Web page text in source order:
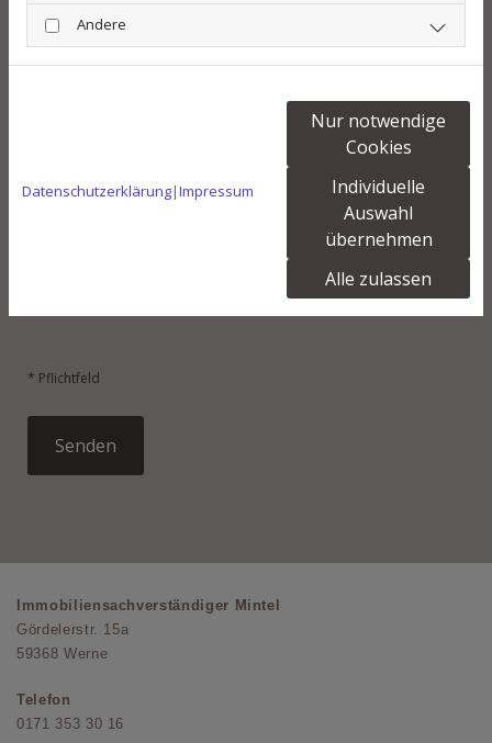
Ich habe die Datenschutzerklärung zur Kenntnis
genommen und stimme der Verarbeitung meiner
* Pflichtfeld
Immobiliensachverständiger Mintel
Gördelerstr. 15a
59368 Werne
Telefon
0171 353 30 16
Andere
Datenschutzerklärung|Impressum
Nur notwendige
Cookies
Individuelle
Auswahl
übernehmen
Alle zulassen